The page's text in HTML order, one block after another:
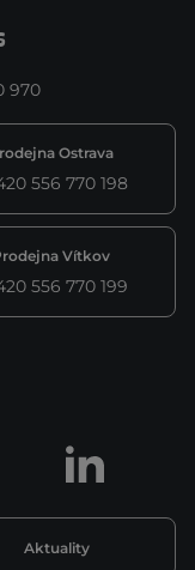
970
Ostrava
556 770 198
Vítkov
556 770 199
Aktuality
LinkedIn